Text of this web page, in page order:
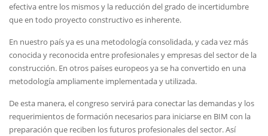
efectiva entre los mismos y la reducción del grado de incertidumbre
que en todo proyecto constructivo es inherente.
En nuestro país ya es una metodología consolidada, y cada vez más
conocida y reconocida entre profesionales y empresas del sector de la
construcción. En otros países europeos ya se ha convertido en una
metodología ampliamente implementada y utilizada.
De esta manera, el congreso servirá para conectar las demandas y los
requerimientos de formación necesarios para iniciarse en BIM con la
preparación que reciben los futuros profesionales del sector. Así